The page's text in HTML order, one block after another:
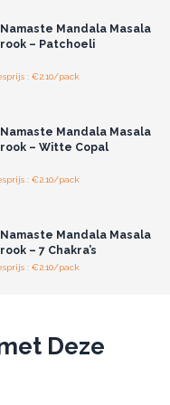
Mandala Masala
– Patchoeli
: €2.10/pack
Mandala Masala
– Witte Copal
: €2.10/pack
Mandala Masala
– 7 Chakra’s
: €2.10/pack
Deze